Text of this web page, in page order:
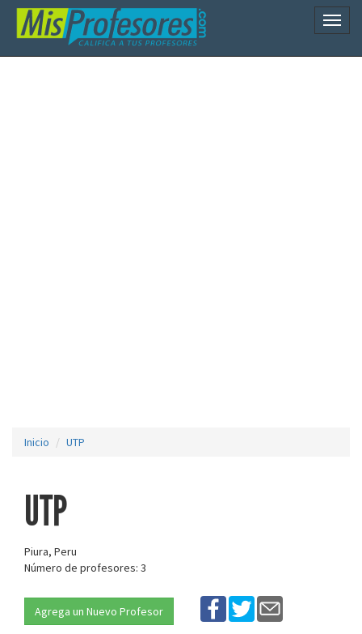
Inicio UTP
UTP
Piura, Peru
Número de profesores: 3
Agrega un Nuevo Profesor